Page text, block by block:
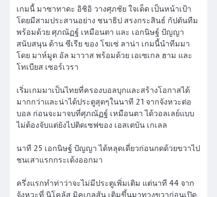
เกมนี้ มาซาทาดะ อิชิอิ วางศุภชัย ใจเด็ด เป็นหน้าเป้า
โดยมีสามประสานอย่าง ชนาธิป สรงกระสินธ์ กัปตันทีม
พร้อมด้วย ศุภณัฏฐ์ เหมือนตา และ เอกนิษฐ์ ปัญญา
สนับสนุน ด้าน ซีเรีย ของ โฆเซ่ ลาน่า เกมนี้นำทีมมา
โดย มาห์มูด อัล มาวาส พร้อมด้วย เอเซเกล ฮาม และ
โทเบียส เซอร์เวรา
เริ่มเกมมาเป็นไทยที่ครองบอลบุกและสร้างโอกาสได้
มากกว่าและน่าได้ประตูสุดๆในนาที 21 จากจังหวะต่อ
บอล ก่อนจะมาจบที่ศุภณัฏฐ์ เหมือนตา ได้วอลเลย์แบบ
ไม่ต้องจับแต่ยังไปติดเซฟของ เอสเตบัน เกเลล
นาที 25 เอกนิษฐ์ ปัญญา ได้หลุดเดี่ยวก่อนกดด้วยขวาไป
ชนเสาแรกกระเด้งออกมา
ครึ่งแรกทำท่าว่าจะไม่มีประตูเพิ่มเติม แต่นาที 44 จาก